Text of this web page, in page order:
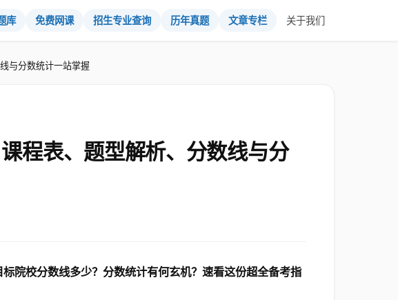
库 免费网课 招生专业查询 历年真题 文章专栏 关于我们
与分数统计一站掌握
程表、题型解析、分数线与分
院校分数线多少？分数统计有何玄机？速看这份超全备考指